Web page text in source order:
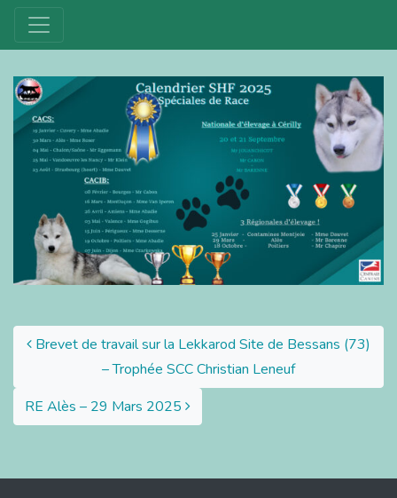
Brevet de travail sur la Lekkarod Site de Bessans (73)
– Trophée SCC Christian Leneuf
RE Alès – 29 Mars 2025